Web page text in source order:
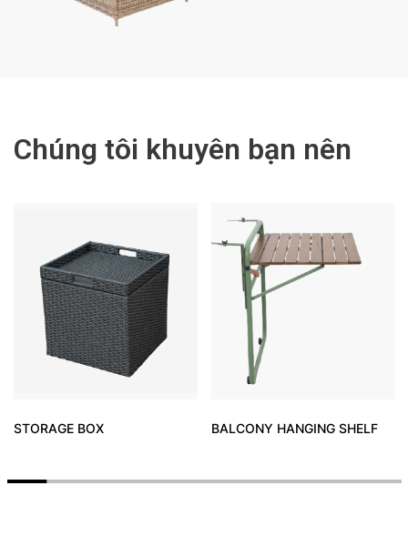
Chúng tôi khuyên bạn nên
STORAGE BOX BALCONY HANGING SHELF